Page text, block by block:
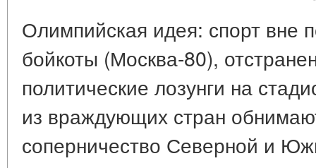
Олимпийская идея: спорт вне
бойкоты (Москва-80),
политические лозунги на
из враждующих стран
соперничество Северной и